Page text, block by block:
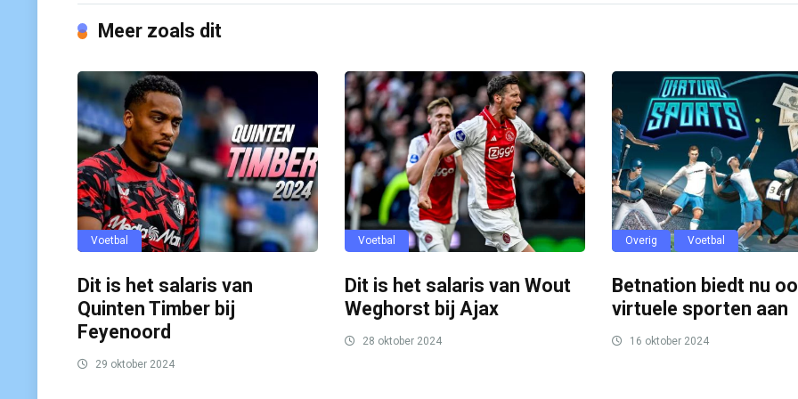
Meer zoals dit
Voetbal
Dit is het salaris van
Quinten Timber bij
Feyenoord
29 oktober 2024
Voetbal
Dit is het salaris van Wout
Weghorst bij Ajax
28 oktober 2024
Overig Voetbal
Betnation biedt nu
virtuele sporten aan
16 oktober 2024